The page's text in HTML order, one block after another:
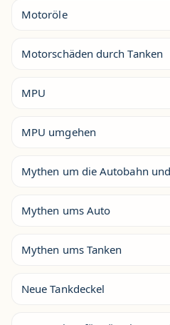
Motoröle
Motorschäden durch Tanken
MPU
MPU umgehen
Mythen um die Autobahn
Mythen ums Auto
Mythen ums Tanken
Neue Tankdeckel